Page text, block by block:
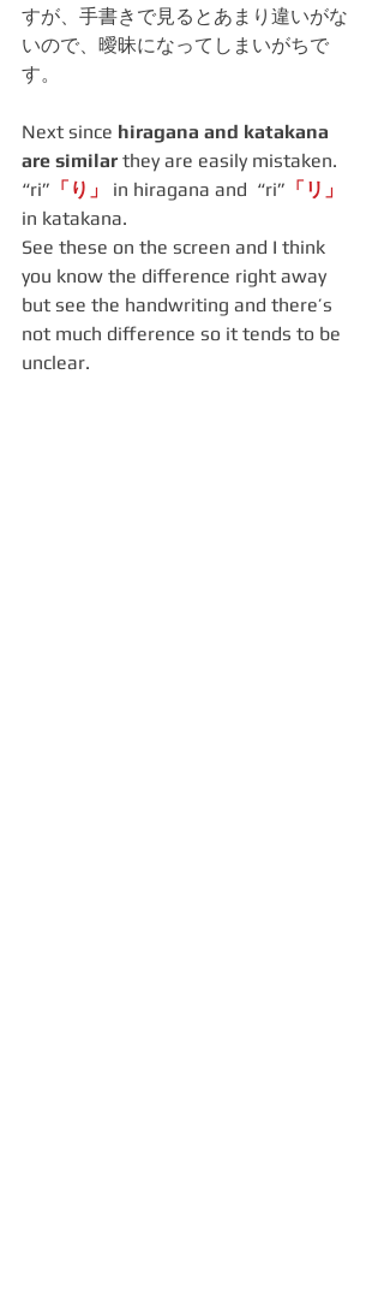
すが、手書きで見るとあまり違いがな
いので、曖昧になってしまいがちで
す。
Next since hiragana and katakana
are similar they are easily mistaken.
“ri” 「り」 in hiragana and  “ri” 「リ」
in katakana.
See these on the screen and I think
you know the difference right away
but see the handwriting and there’s
not much difference so it tends to be
unclear.